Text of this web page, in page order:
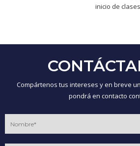
inicio de
Compártenos tus intereses y en breve
pondrá en contacto